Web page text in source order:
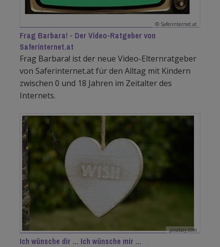
© Saferinternet.at
Frag Barbara! - Der Video-Ratgeber von
Saferinternet.at
Frag Barbara! ist der neue Video-Elternratgeber
von Saferinternet.at für den Alltag mit Kindern
zwischen 0 und 18 Jahren im Zeitalter des
Internets.
pixabay.com
Ich wünsche dir ... Ich wünsche mir ...